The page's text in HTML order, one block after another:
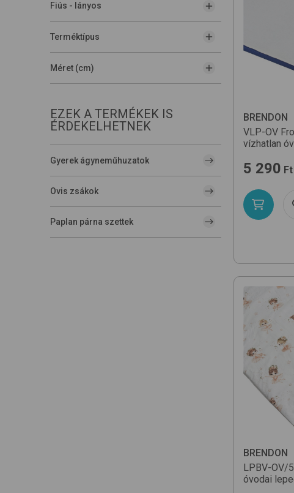
Fiús - lányos
Terméktípus
Méret (cm)
EZEK A TERMÉKEK IS
ÉRDEKELHETNEK
Gyerek ágyneműhuzatok
Ovis zsákok
Paplan párna szettek
BRENDON
VLP-OV
vízhatlan
5 290 Ft
BRENDON
LPBV-OV/
óvodai